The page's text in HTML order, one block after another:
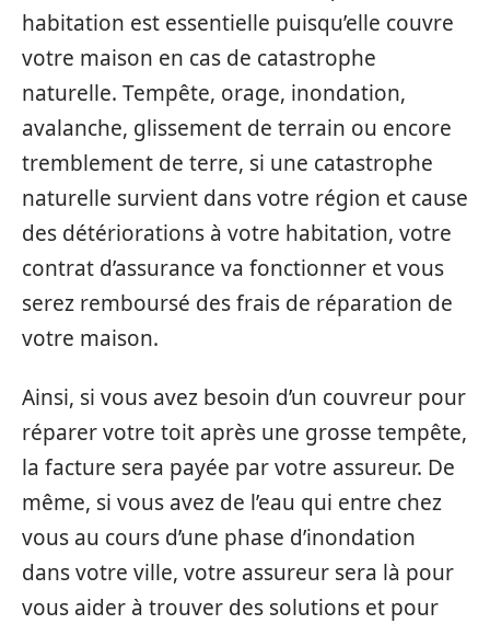
habitation est essentielle puisqu’elle couvre
votre maison en cas de catastrophe
naturelle. Tempête, orage, inondation,
avalanche, glissement de terrain ou encore
tremblement de terre, si une catastrophe
naturelle survient dans votre région et cause
des détériorations à votre habitation, votre
contrat d’assurance va fonctionner et vous
serez remboursé des frais de réparation de
votre maison.
Ainsi, si vous avez besoin d’un couvreur pour
réparer votre toit après une grosse tempête,
la facture sera payée par votre assureur. De
même, si vous avez de l’eau qui entre chez
vous au cours d’une phase d’inondation
dans votre ville, votre assureur sera là pour
vous aider à trouver des solutions et pour